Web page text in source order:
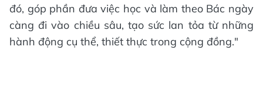
đó, góp phần đưa việc học và làm theo Bác ngày
càng đi vào chiều sâu, tạo sức lan tỏa từ những
hành động cụ thể, thiết thực trong cộng đồng."